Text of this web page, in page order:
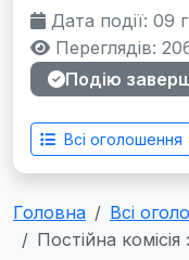
Дата події: 09
Переглядів:
Подію
Всі оголошення
Головна
Всі
Постійна